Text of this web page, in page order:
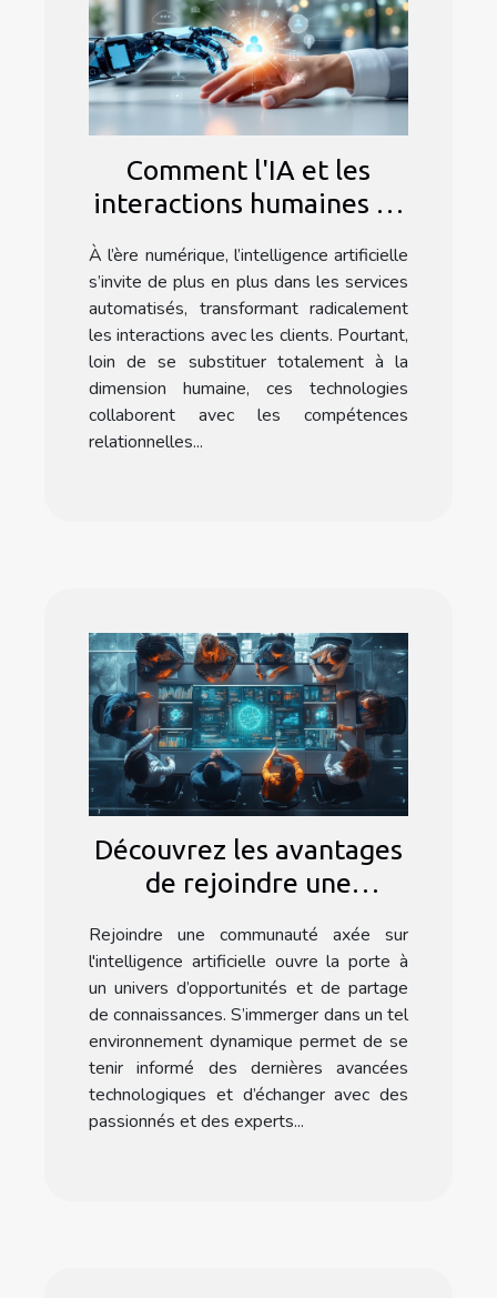
Comment l'IA et les
interactions humaines se
services automatisés
À l’ère numérique, l’intelligence artificielle
s’invite de plus en plus dans les services
automatisés, transformant radicalement
les interactions avec les clients. Pourtant,
loin de se substituer totalement à la
dimension humaine, ces technologies
collaborent avec les compétences
relationnelles...
Découvrez les avantages
de rejoindre une
l'intelligence artificielle
Rejoindre une communauté axée sur
l'intelligence artificielle ouvre la porte à
un univers d’opportunités et de partage
de connaissances. S’immerger dans un tel
environnement dynamique permet de se
tenir informé des dernières avancées
technologiques et d’échanger avec des
passionnés et des experts...